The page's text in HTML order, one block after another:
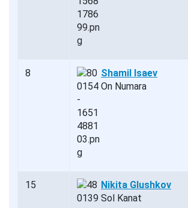
8
Shamil Isaev
On Numara
15
Nikita Glushkov
Sol Kanat